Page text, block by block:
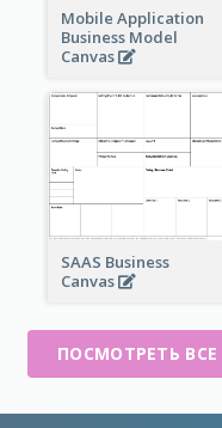
Mobile Application
Business Model
Canvas
SAAS Business
Canvas
ПОСМОТРЕТЬ